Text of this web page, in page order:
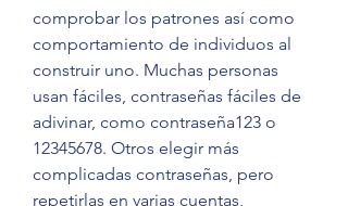
comprobar los patrones así como
comportamiento de individuos al
construir uno. Muchas personas
usan fáciles, contraseñas fáciles de
adivinar, como contraseña123 o
12345678. Otros elegir más
complicadas contraseñas, pero
repetirlas en varias cuentas,